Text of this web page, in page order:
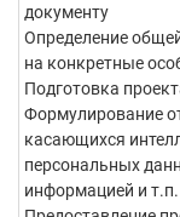
отсутствии
соглашениях.
Образец
оказание
Рамочные договоры
документу
Определение
на конкретные
Подготовка
Формулирование
касающихся
персональных
информацией и т.п.